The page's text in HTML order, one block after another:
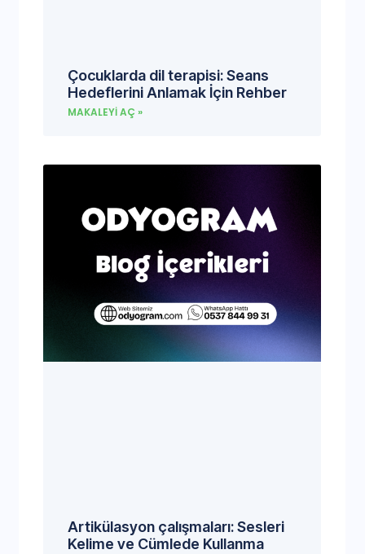
Çocuklarda dil terapisi: Seans
Hedeflerini Anlamak İçin Rehber
MAKALEYI AÇ »
Artikülasyon çalışmaları: Sesleri
Kelime ve Cümlede Kullanma